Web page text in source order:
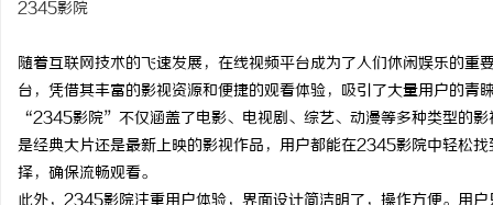
2345影院
随着互联网技术的飞速发展，在线视频平台成为了人们休闲娱乐的
台，凭借其丰富的影视资源和便捷的观看体验，吸引了大量用户的青
“2345影院”不仅涵盖了电影、电视剧、综艺、动漫等多种类型的
是经典大片还是最新上映的影视作品，用户都能在2345影院中轻松
择，确保流畅观看。
此外，2345影院注重用户体验，界面设计简洁明了，操作方便。用